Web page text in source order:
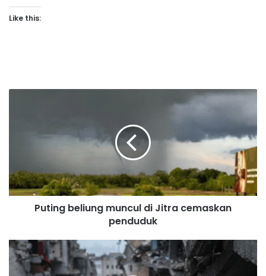
Like this:
e
l
g
m
Puting beliung muncul di Jitra cemaskan
penduduk
P
e